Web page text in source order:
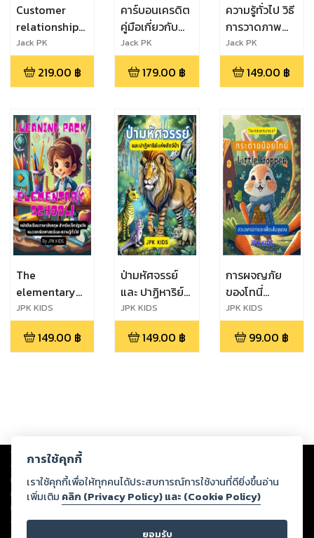
Customer
relationship
management
(CRM) การใช้
CRM ทีละขั้น
สัมพันธ์ที่มี
ประสิทธิภาพ
Jack PK
219.00 ฿
คาร์บอนเครดิต
คู่มือเกี่ยวกับ
ผลกระทบต่อสิ่ง
แวดล้อมและ
โอกาสทางการ
Jack PK
179.00 ฿
ความรู้ทั่วไป วิธี
การวาดภาพ
ด้วยสีน้ำ
Jack PK
149.00 ฿
The
elementary
school
Learning pack
JPK KIDS
149.00 ฿
ป่ามหัศจรรย์
และ ปาฏิหาริย์
แห่งสัตว์ป่า
JPK KIDS
149.00 ฿
การผจญภัย
ของโทนี่
กระต่ายน้อย:
สวน แครอทกับ
เพื่อนในชุมชน
JPK KIDS
99.00 ฿
Copyright © 2026
ต่อผลงานหรือเนื้อหาใดที่อัปโหลดผ่านเว็บไซต์และปรากฏว่าละเมิดสิทธิใน
ทรัพย์สินทางปัญญาของบุคคลอื่นหรือขัดต่อกฎหมายและศีลธรรม ดังนั้น ผู้อ่าน
ทุกท่านโปรดใช้วิจารณญาณในการกลั่นกรองด้วยตนเอง และหากท่านพบว่าส่วน
หนึ่งส่วนใดขัดต่อกฎหมายและศีลธรรม กรุณาแจ้งมายังบริษัท เพื่อทีมงานจะได้
ดำเนินการในทันที ทั้งนี้ ทางสตอรี่ล็อกขอสงวนลิขสิทธิ์ตามพระราชบัญญัติ
การใช้คุกกี้
เราใช้คุกกี้เพื่อให้ทุกคนได้ประสบการณ์การใช้งานที่ดียิ่งขึ้นอ่าน
เพิ่มเติม คลิก (Privacy Policy) และ (Cookie Policy)
ยอมรับ